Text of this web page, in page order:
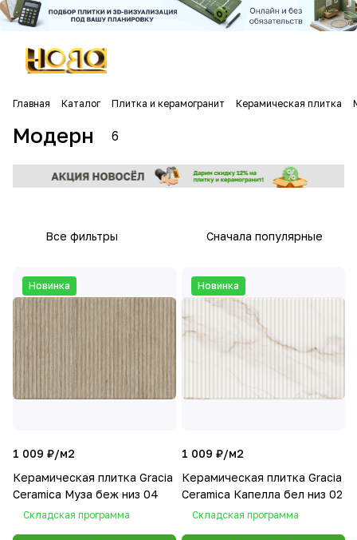
Главная Каталог Плитка и керамогранит Керамическая плитка
Модерн 6
Все фильтры Сначала популярные
Новинка
1 009 ₽/м2
Керамическая плитка Gracia
Ceramica Муза беж низ 04
Складская программа
Новинка
1 009 ₽/м2
Керамическая плитка Gracia
Ceramica Капелла бел низ 02
Складская программа